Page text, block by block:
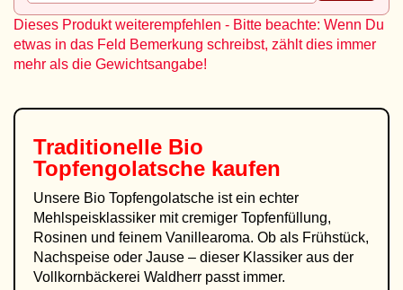
Dieses Produkt weiterempfehlen - Bitte beachte: Wenn Du
etwas in das Feld Bemerkung schreibst, zählt dies immer
mehr als die Gewichtsangabe!
Traditionelle Bio
Topfengolatsche kaufen
Unsere Bio Topfengolatsche ist ein echter
Mehlspeisklassiker mit cremiger Topfenfüllung,
Rosinen und feinem Vanillearoma. Ob als Frühstück,
Nachspeise oder Jause – dieser Klassiker aus der
Vollkornbäckerei Waldherr passt immer.